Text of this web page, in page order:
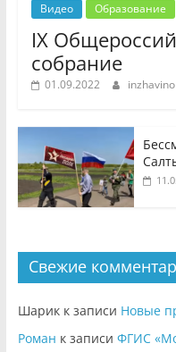
Видео Образование
IX
собрание
01.09.2022 inzhavino
Свежие
Шарикк записи Новые
Роман к записи ФГИС